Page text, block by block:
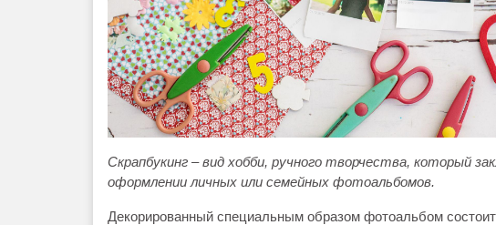
Скрапбукинг – вид хобби, ручного творчества, который
оформлении личных или семейных фотоальбомов.
Декорированный специальным образом фотоальбом